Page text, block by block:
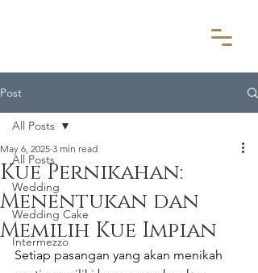
Post
All Posts
Wedding
Wedding Cake
Intermezzo
All Posts
Kue Pernikahan:
Menentukan dan
Memilih Kue Impian
May 6, 2025 3 min read
Setiap pasangan yang akan menikah